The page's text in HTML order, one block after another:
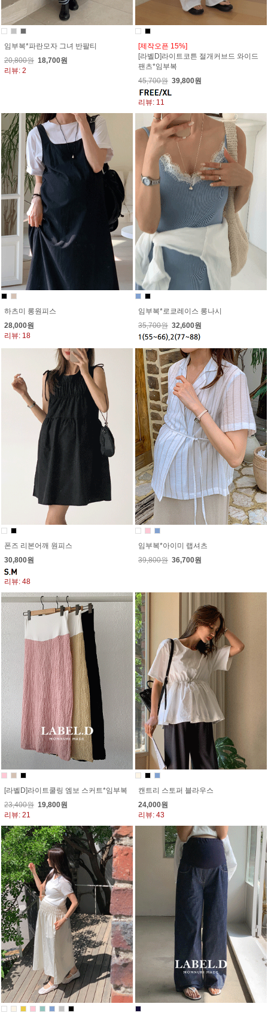
임부복*파란모자 그녀 반팔티
20,800원 18,700원
리뷰: 2
[제작오픈 15%]
[라벨D]라이트코튼 절개커브드 와이드
팬츠*임부복
45,700원 39,800원
리뷰: 11
하츠미 롱원피스
28,000원
리뷰: 18
임부복*로쿄레이스 롱나시
35,700원 32,600원
폰즈 리본어깨 원피스
30,800원
리뷰: 48
임부복*아이미 랩셔츠
39,800원 36,700원
[라벨D]라이트쿨링 엠보 스커트*임부복
23,400원 19,800원
리뷰: 21
캔트리 스토퍼 블라우스
24,000원
리뷰: 43